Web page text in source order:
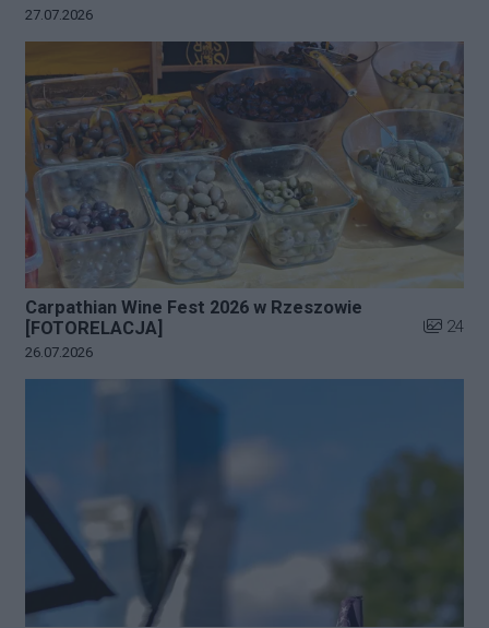
Data dodania galerii:
27.07.2026
Carpathian Wine Fest 2026 w Rzeszowie
[FOTORELACJA]
Liczba
24
Data dodania galerii:
26.07.2026